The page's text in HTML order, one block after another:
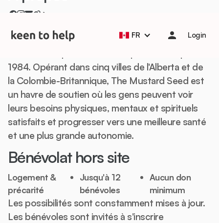
Help students start the school year strong with Back to
FR Login
sans but lucratif qui s'occupe des personnes
1984. Opérant dans cinq villes de l'Alberta et de
la Colombie-Britannique, The Mustard Seed est
un havre de soutien où les gens peuvent voir
leurs besoins physiques, mentaux et spirituels
satisfaits et progresser vers une meilleure santé
et une plus grande autonomie.
Bénévolat hors site
Logement &
précarité
Jusqu'à 12
bénévoles
Aucun don
minimum
Les possibilités sont constamment mises à jour.
Les bénévoles sont invités à s'inscrire